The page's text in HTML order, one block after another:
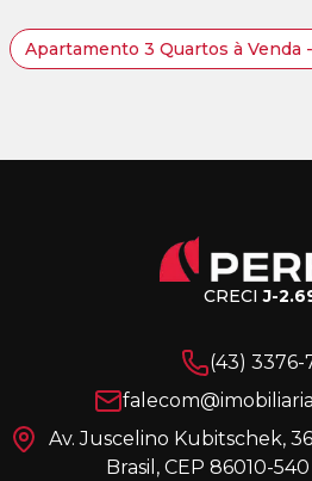
Apartamento 3 Quartos à Venda
CRECIJ-
(43) 3376-
Av. Juscelino Kubitschek,
Brasil, CEP 86010-